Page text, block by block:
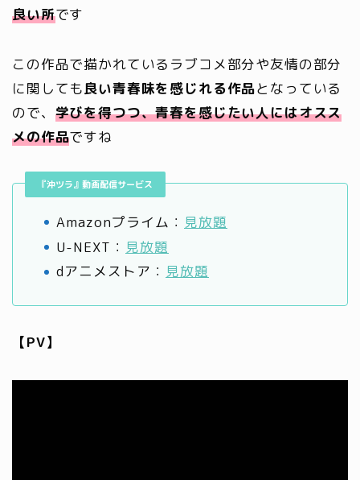
良い所です
この作品で描かれているラブコメ部分や友情の部分
に関しても良い青春味を感じれる作品となっている
ので、 学びを得つつ、青春を感じたい人にはオスス
メの作品ですね
『沖ツラ』動画配信サービス
Amazonプライム： 見放題
U-NEXT： 見放題
dアニメストア： 見放題
【PV】